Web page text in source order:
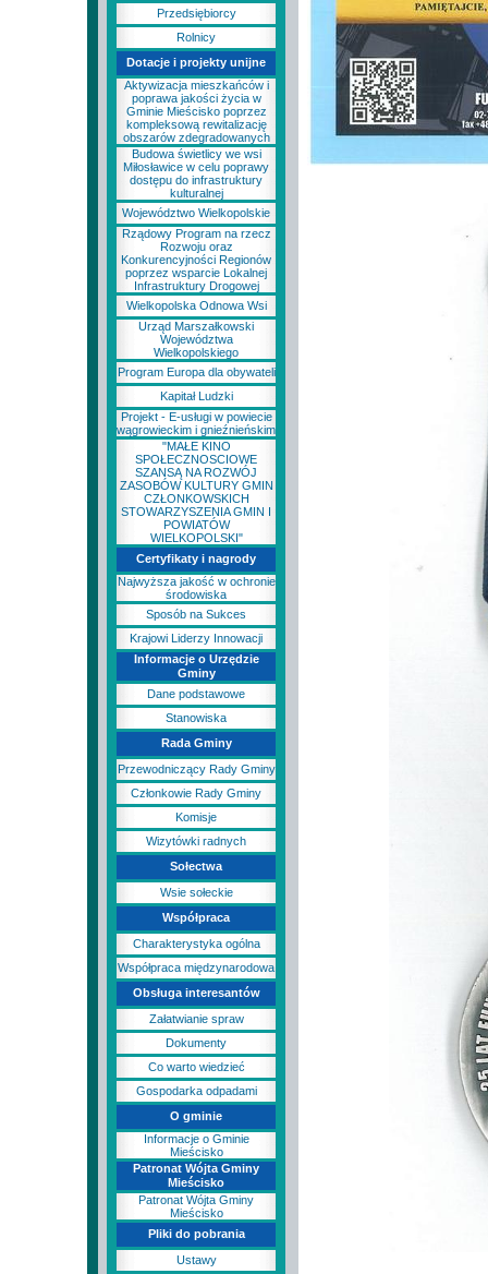
Przedsiębiorcy
Rolnicy
Dotacje i projekty unijne
Aktywizacja mieszkańców i
poprawa jakości życia w
Gminie Mieścisko poprzez
kompleksową rewitalizację
obszarów zdegradowanych
Budowa świetlicy we wsi
Miłosławice w celu poprawy
dostępu do infrastruktury
kulturalnej
Województwo Wielkopolskie
Rządowy Program na rzecz
Rozwoju oraz
Konkurencyjności Regionów
poprzez wsparcie Lokalnej
Infrastruktury Drogowej
Wielkopolska Odnowa Wsi
Urząd Marszałkowski
Województwa
Wielkopolskiego
Program Europa dla obywateli
Kapitał Ludzki
Projekt - E-usługi w powiecie
wągrowieckim i gnieźnieńskim
"MAŁE KINO
SPOŁECZNOSCIOWE
SZANSĄ NA ROZWÓJ
ZASOBÓW KULTURY GMIN
CZŁONKOWSKICH
STOWARZYSZENIA GMIN I
POWIATÓW
WIELKOPOLSKI"
Certyfikaty i nagrody
Najwyższa jakość w ochronie
środowiska
Sposób na Sukces
Krajowi Liderzy Innowacji
Informacje o Urzędzie
Gminy
Dane podstawowe
Stanowiska
Rada Gminy
Przewodniczący Rady Gminy
Członkowie Rady Gminy
Komisje
Wizytówki radnych
Sołectwa
Wsie sołeckie
Współpraca
Charakterystyka ogólna
Współpraca międzynarodowa
Obsługa interesantów
Załatwianie spraw
Dokumenty
Co warto wiedzieć
Gospodarka odpadami
O gminie
Informacje o Gminie
Mieścisko
Patronat Wójta Gminy
Mieścisko
Patronat Wójta Gminy
Mieścisko
Pliki do pobrania
Ustawy